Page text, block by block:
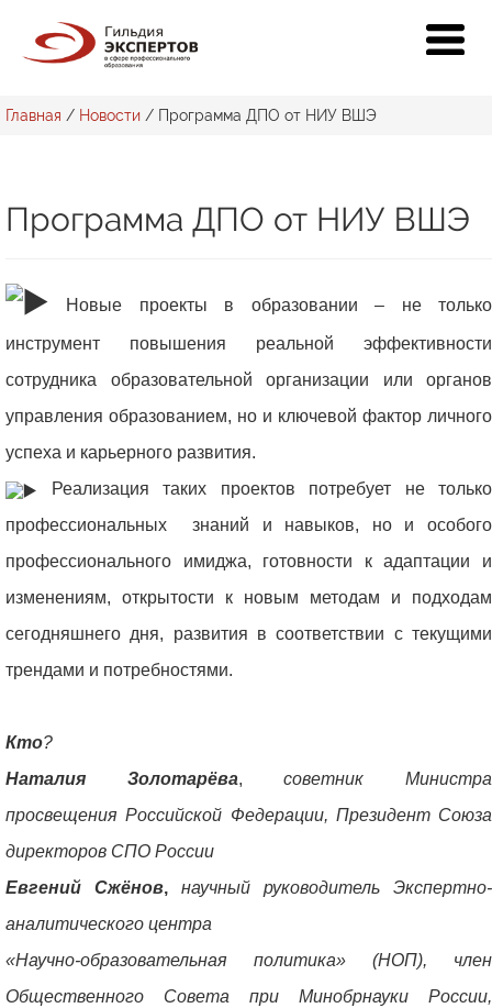
Главная / Новости / Программа ДПО от НИУ ВШЭ
Программа ДПО от НИУ ВШЭ
Новые проекты в образовании – не только
инструмент повышения реальной эффективности
сотрудника образовательной организации или органов
управления образованием, но и ключевой фактор личного
успеха и карьерного развития.
Реализация таких проектов потребует не только
профессиональных знаний и навыков, но и особого
профессионального имиджа, готовности к адаптации и
изменениям, открытости к новым методам и подходам
сегодняшнего дня, развития в соответствии с текущими
трендами и потребностями.
Кто?
Наталия Золотарёва,советник Министра
просвещения Российской Федерации, Президент Союза
директоров СПО России
Евгений Сжёнов,
научный руководитель Экспертно-
аналитического центра
«Научно‐образовательная политика» (НОП), член
Общественного Совета при Минобрнауки России,